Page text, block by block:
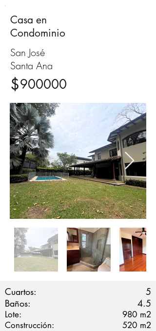
Casa en
Condominio
San José
Santa Ana
$900000
Cuartos:
Baños:
Lote:
Construcción:
5
4.5
980
520
m2
m2